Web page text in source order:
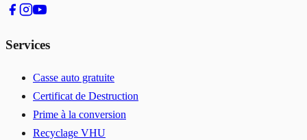
Services
Casse auto gratuite
Certificat de Destruction
Prime à la conversion
Recyclage VHU